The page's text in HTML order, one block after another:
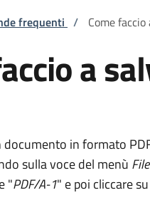
di pane
frequenti / Come
a
documento in formato
sulla voce del menù
"PDF/A-1" e poi cliccare su